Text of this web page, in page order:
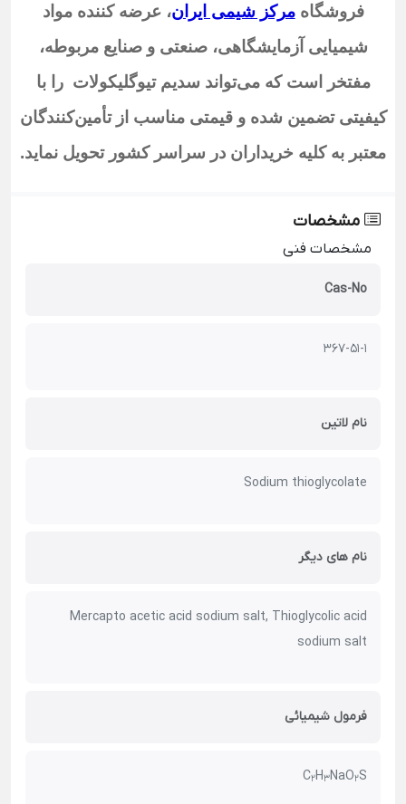
فروشگاهمرکز شیمی ایران،عرضه کننده مواد
شیمیایی آزمایشگاهی، صنعتی و صنایع مربوطه،
مفتخر است که می‌تواند سدیم تیوگلیکولاترا با
کیفیتی تضمین شده و قیمتی مناسب از تأمین‌کنندگان
معتبر به کلیه خریداران در سراسر کشور تحویل نماید.
مشخصات
مشخصات فنی
Cas-No
367-51-1
نام لاتین
Sodium thioglycolate
نام های دیگر
Mercapto acetic acid sodium salt, Thioglycolic acid
sodium salt
فرمول شیمیائی
C2H3NaO2S